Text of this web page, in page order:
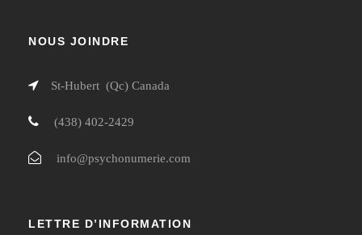
NOUS JOINDRE
St-Hubert (Qc) Canada
(438) 402-2429
info@psychonumerie.com
LETTRE D’INFORMATION